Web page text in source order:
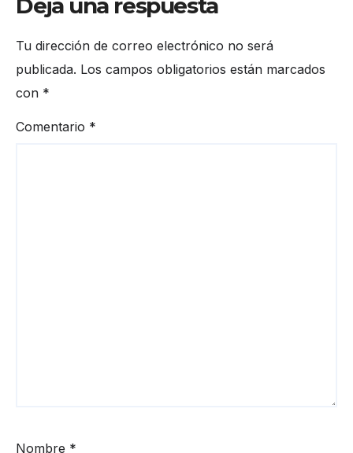
Deja una respuesta
Tu dirección de correo electrónico no será
publicada. Los campos obligatorios están marcados
con *
Comentario *
Nombre *